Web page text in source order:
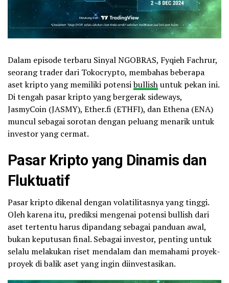
Dalam episode terbaru Sinyal NGOBRAS, Fyqieh Fachrur,
seorang trader dari Tokocrypto, membahas beberapa
aset kripto yang memiliki potensibullishuntuk pekan ini.
Di tengah pasar kripto yang bergerak sideways,
JasmyCoin (JASMY), Ether.fi (ETHFI), dan Ethena (ENA)
muncul sebagai sorotan dengan peluang menarik untuk
investor yang cermat.
Pasar Kripto yang Dinamis dan
Fluktuatif
Pasar kripto dikenal dengan volatilitasnya yang tinggi.
Oleh karena itu, prediksi mengenai potensi bullish dari
aset tertentu harus dipandang sebagai panduan awal,
bukan keputusan final. Sebagai investor, penting untuk
selalu melakukan riset mendalam dan memahami proyek-
proyek di balik aset yang ingin diinvestasikan.